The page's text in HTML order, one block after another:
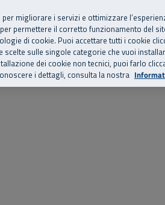
Inail per il mondo della disabilità
Chi siamo Storie, news
migliorare i servizi e ottimizzare
permettere il corretto funzionamento del
di cookie. Puoi accettare tutti i cookie
sulle singole categorie che vuoi
dei cookie non tecnici, puoi farlo
i dettagli, consulta la nostra